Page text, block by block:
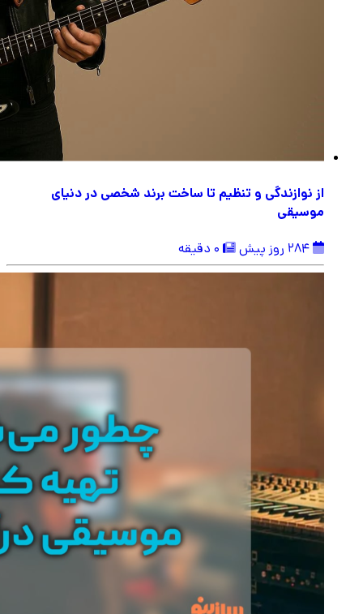
از نوازندگی و تنظیم تا ساخت برند شخصی در دنیای
موسیقی